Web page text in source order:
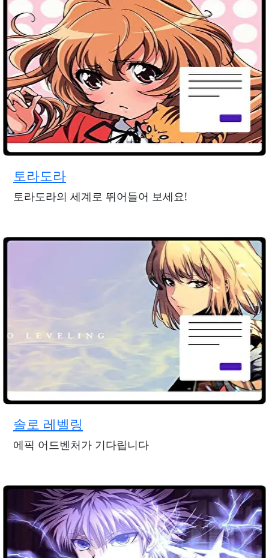
토라도라
토라도라의 세계로 뛰어들어 보세요!
솔로 레벨링
에픽 어드벤처가 기다립니다